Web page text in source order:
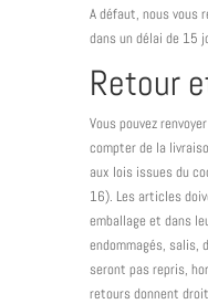
A défaut, nous vous
dans un délai de 15
Retour
Vous pouvez
compter de la
aux lois issues du
16). Les articles
emballage et dans
endommagés, salis,
seront pas repris,
retours donnent